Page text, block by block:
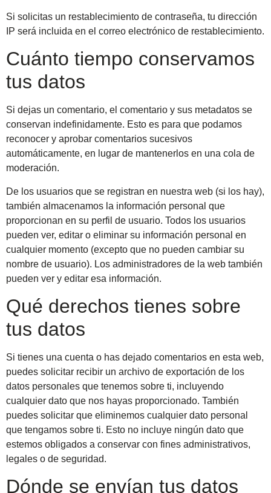
Si solicitas un restablecimiento de contraseña, tu dirección
IP será incluida en el correo electrónico de restablecimiento.
Cuánto tiempo conservamos
tus datos
Si dejas un comentario, el comentario y sus metadatos se
conservan indefinidamente. Esto es para que podamos
reconocer y aprobar comentarios sucesivos
automáticamente, en lugar de mantenerlos en una cola de
moderación.
De los usuarios que se registran en nuestra web (si los hay),
también almacenamos la información personal que
proporcionan en su perfil de usuario. Todos los usuarios
pueden ver, editar o eliminar su información personal en
cualquier momento (excepto que no pueden cambiar su
nombre de usuario). Los administradores de la web también
pueden ver y editar esa información.
Qué derechos tienes sobre
tus datos
Si tienes una cuenta o has dejado comentarios en esta web,
puedes solicitar recibir un archivo de exportación de los
datos personales que tenemos sobre ti, incluyendo
cualquier dato que nos hayas proporcionado. También
puedes solicitar que eliminemos cualquier dato personal
que tengamos sobre ti. Esto no incluye ningún dato que
estemos obligados a conservar con fines administrativos,
legales o de seguridad.
Dónde se envían tus datos